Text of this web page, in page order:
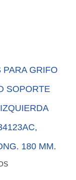
GRIFO
SOPORTE
180 MM.